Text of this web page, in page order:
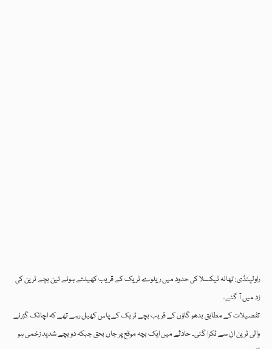
راولپنڈی: تھانہ ٹیکسلا کی حدود میں ریلوے ٹریک کے قریب کھیلتے ہوئے تین بچے ٹرین کی
زد میں آ گئے۔
تفصیلات کے مطابق بدھو گاؤں کے قریب بچے ٹریک کے پاس کھیل رہے تھے کہ اچانک گزرنے
والی ٹرین ان سے ٹکرا گئی۔ حادثے میں ایک بچہ موقع پر جاں بحق جبکہ دو بچے شدید زخمی ہو